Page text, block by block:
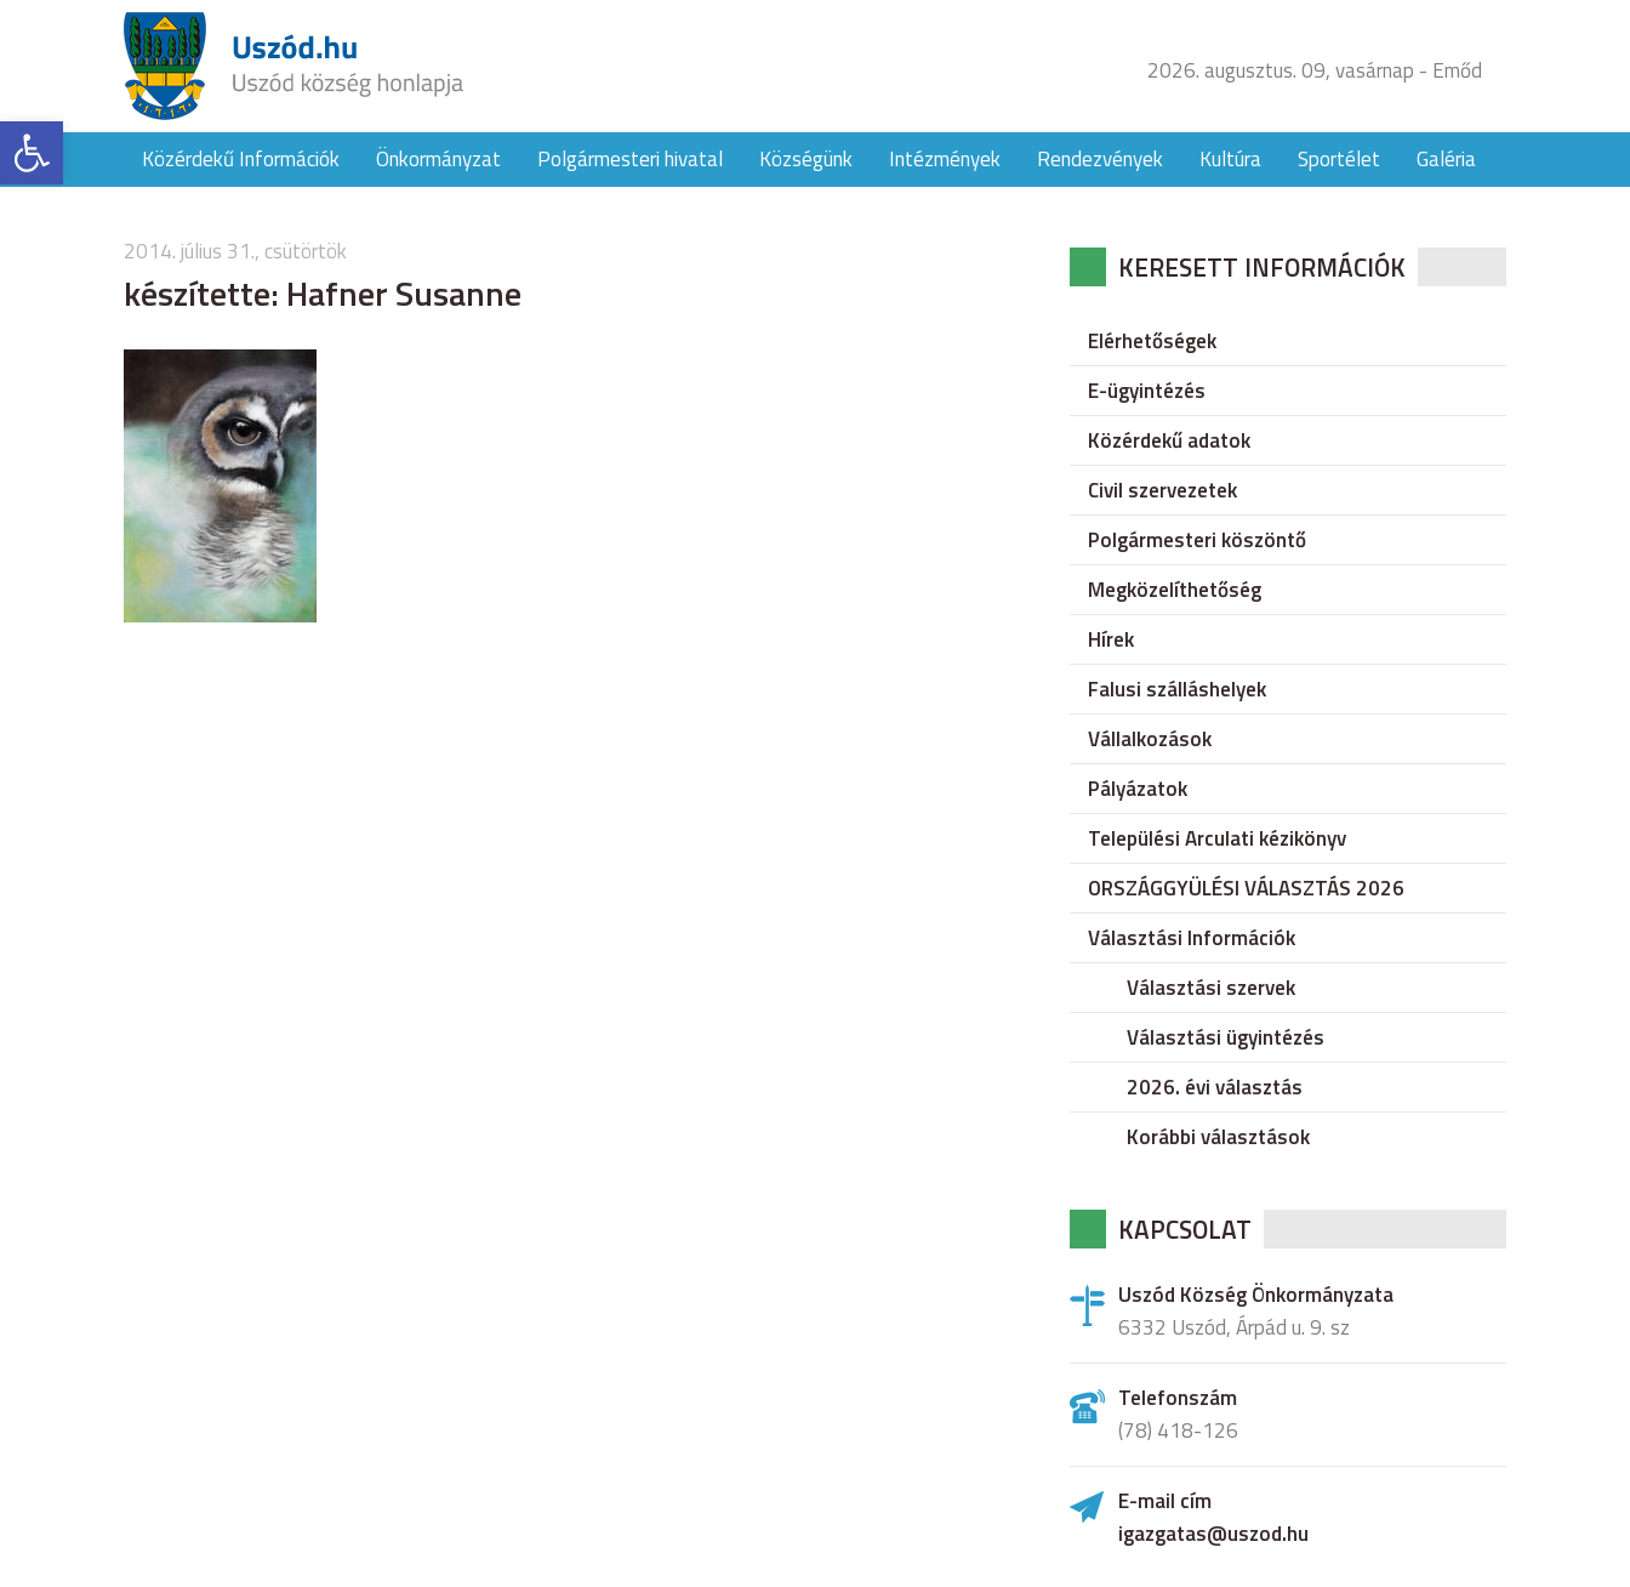
Eszköztár megnyitása
2026. augusztus. 09, vasárnap - Emőd
Közérdekű Információk Önkormányzat Polgármesteri hivatal Községünk Intézmények Rendezvények Kultúra Sportélet Galéria
2014. július 31., csütörtök
készítette: Hafner Susanne KERESETT INFORMÁCIÓK
Elérhetőségek
E-ügyintézés
Közérdekű adatok
Civil szervezetek
Polgármesteri köszöntő
Megközelíthetőség
Hírek
Falusi szálláshelyek
Vállalkozások
Pályázatok
Települési Arculati kézikönyv
ORSZÁGGYÜLÉSI VÁLASZTÁS 2026
Választási Információk
Választási szervek
Választási ügyintézés
2026. évi választás
Korábbi választások
KAPCSOLAT
Uszód Község Önkormányzata
6332 Uszód, Árpád u. 9. sz
Telefonszám
(78) 418-126
E-mail cím
igazgatas@uszod.hu